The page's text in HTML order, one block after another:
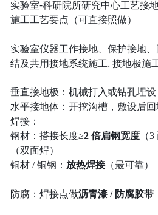
实验室-科研院所研究中心工艺接
施工工艺要点（可直接照做）
实验室仪器工作接地、保护接地
结及共用接地系统施工. 接地极施
垂直接地极：机械打入或钻孔埋
水平接地体：开挖沟槽，敷设后
焊接：
钢材：搭接长度≥2 倍扁钢宽度（3
（双面焊）
铜材 / 铜钢： 放热焊接（最可靠）
防腐：焊接点做沥青漆 / 防腐胶带